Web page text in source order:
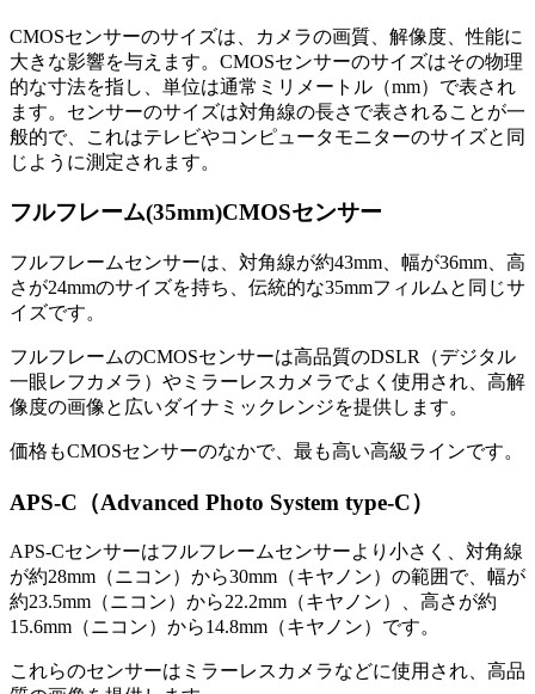
CMOSセンサーのサイズは、カメラの画質、解像度、性能に
大きな影響を与えます。CMOSセンサーのサイズはその物理
的な寸法を指し、単位は通常ミリメートル（mm）で表され
ます。センサーのサイズは対角線の長さで表されることが一
般的で、これはテレビやコンピュータモニターのサイズと同
じように測定されます。
フルフレーム(35mm)CMOSセンサー
フルフレームセンサーは、対角線が約43mm、幅が36mm、高
さが24mmのサイズを持ち、伝統的な35mmフィルムと同じサ
イズです。
フルフレームのCMOSセンサーは高品質のDSLR（デジタル
一眼レフカメラ）やミラーレスカメラでよく使用され、高解
像度の画像と広いダイナミックレンジを提供します。
価格もCMOSセンサーのなかで、最も高い高級ラインです。
APS-C（Advanced Photo System type-C）
APS-Cセンサーはフルフレームセンサーより小さく、対角線
が約28mm（ニコン）から30mm（キヤノン）の範囲で、幅が
約23.5mm（ニコン）から22.2mm（キヤノン）、高さが約
15.6mm（ニコン）から14.8mm（キヤノン）です。
これらのセンサーはミラーレスカメラなどに使用され、高品